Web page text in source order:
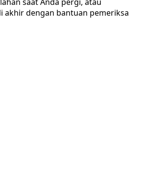
akhir dengan bantuan pemeriksa